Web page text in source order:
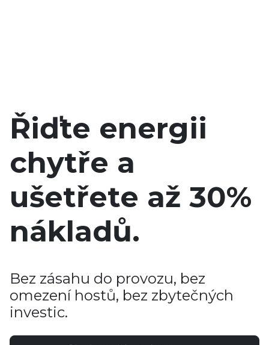
Řiďte energii
chytře a
ušetřete až 30%
nákladů.
Bez zásahu do provozu, bez
omezení hostů, bez zbytečných
investic.